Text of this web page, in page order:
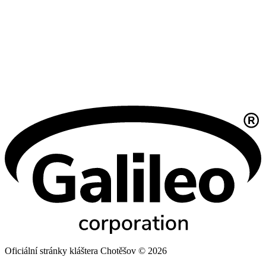
Oficiální stránky kláštera Chotěšov © 2026